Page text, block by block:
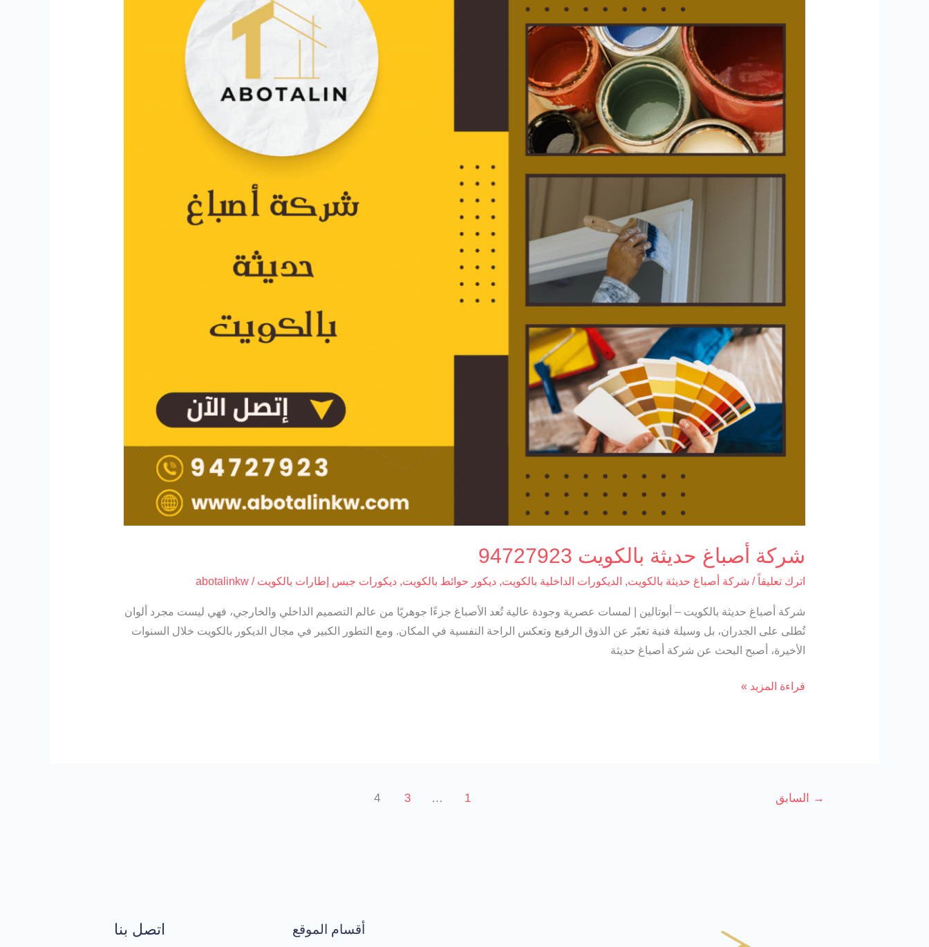
شركة أصباغ حديثة بالكويت 94727923
اترك تعليقاً / شركة أصباغ حديثة بالكويت, الديكورات الداخلية بالكويت, ديكور حوائط بالكويت, ديكورات جبس إطارات بالكويت /
abotalinkw
شركة أصباغ حديثة بالكويت – أبوتالين | لمسات عصرية وجودة عالية تُعد الأصباغ جزءًا جوهريًا من عالم التصميم الداخلي والخارجي، فهي ليست مجرد ألوان
تُطلى على الجدران، بل وسيلة فنية تعبّر عن الذوق الرفيع وتعكس الراحة النفسية في المكان. ومع التطور الكبير في مجال الديكور بالكويت خلال السنوات
الأخيرة، أصبح البحث عن شركة أصباغ حديثة
بالكويت
قراءة المزيد »
→ السابق 1
…
3
4
أقسام الموقع اتصل بنا